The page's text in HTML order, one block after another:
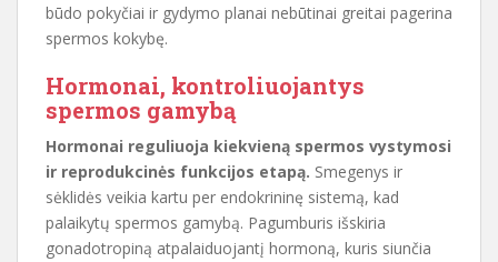
būdo pokyčiai ir gydymo planai nebūtinai greitai pagerina
spermos kokybę.
Hormonai, kontroliuojantys
spermos gamybą
Hormonai reguliuoja kiekvieną spermos vystymosi
ir reprodukcinės funkcijos etapą. Smegenys ir
sėklidės veikia kartu per endokrininę sistemą, kad
palaikytų spermos gamybą. Pagumburis išskiria
gonadotropiną atpalaiduojantį hormoną, kuris siunčia